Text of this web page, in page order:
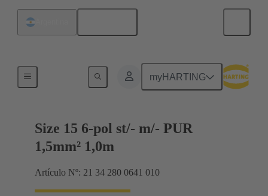
myHARTING
Size 15 6-pol st/- m/- PUR
1,5mm² 1,0m
Artículo Nº: 21 34 280 0641 010